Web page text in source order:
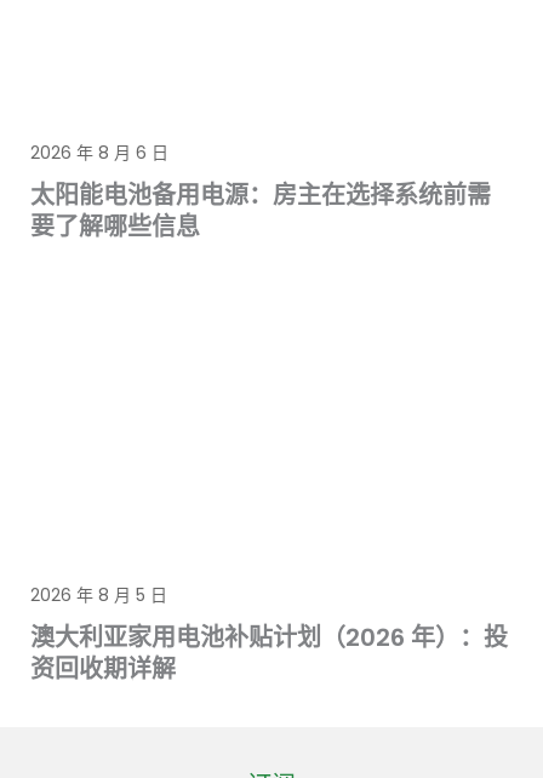
2026 年 8 月 6 日
太阳能电池备用电源：房主在选择系统前需
要了解哪些信息
2026 年 8 月 5 日
澳大利亚家用电池补贴计划（2026 年）：投
资回收期详解